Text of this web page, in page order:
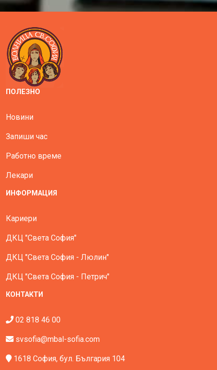
ПОЛЕЗНО
Новини
Запиши час
Работно време
Лекари
ИНФОРМАЦИЯ
Кариери
ДКЦ "Света София"
ДКЦ "Света София - Люлин"
ДКЦ "Света София - Петрич"
КОНТАКТИ
02 818 46 00
svsofia@mbal-sofia.com
1618 София, бул. България 104